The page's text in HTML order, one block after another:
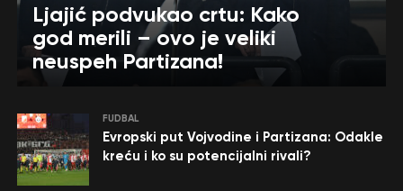
Ljajić podvukao crtu: Kako
god merili – ovo je veliki
neuspeh Partizana!
FUDBAL
Evropski put Vojvodine i Partizana: Odakle
kreću i ko su potencijalni rivali?